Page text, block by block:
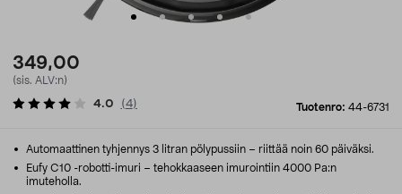
349,00
(sis. ALV:n)
Tuotenro: 44-6731
4.0 (4)
Automaattinen tyhjennys 3 litran pölypussiin – riittää noin 60 päiväksi.
Eufy C10 -robotti-imuri – tehokkaaseen imurointiin 4000 Pa:n
imuteholla.